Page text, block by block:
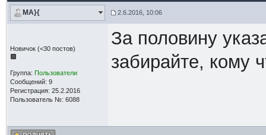
MA}{ 2.6.2016, 10:06
Новичок (<30 постов)
Группа: Пользователи
Сообщений: 9
Регистрация: 25.2.2016
Пользователь №: 6088
За половину
забирайте, кому